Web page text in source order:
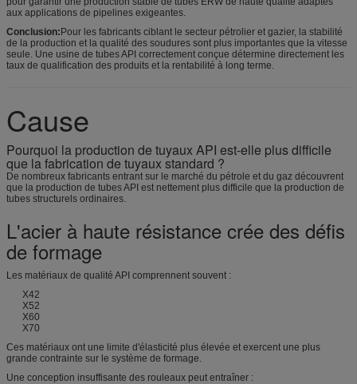
aux applications de pipelines exigeantes.
Conclusion:Pour les fabricants ciblant le secteur pétrolier et gazier, la stabilité
de la production et la qualité des soudures sont plus importantes que la vitesse
seule. Une usine de tubes API correctement conçue détermine directement les
taux de qualification des produits et la rentabilité à long terme.
Cause
Pourquoi la production de tuyaux API est-elle plus difficile
que la fabrication de tuyaux standard ?
De nombreux fabricants entrant sur le marché du pétrole et du gaz découvrent
que la production de tubes API est nettement plus difficile que la production de
tubes structurels ordinaires.
L'acier à haute résistance crée des défis
de formage
Les matériaux de qualité API comprennent souvent :
X42
X52
X60
X70
Ces matériaux ont une limite d'élasticité plus élevée et exercent une plus
grande contrainte sur le système de formage.
Une conception insuffisante des rouleaux peut entraîner :